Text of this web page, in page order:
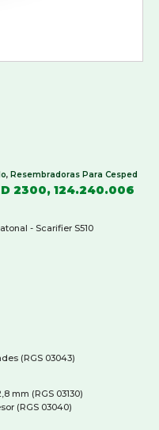
, Resembradoras Para Cesped
2300, 124.240.006
- Scarifier S510
(RGS 03043)
mm (RGS 03130)
(RGS 03040)